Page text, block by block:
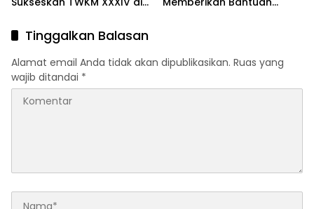
Tadulako Palu
Tinggalkan Balasan
Alamat email Anda tidak akan dipublikasikan. Ruas yang
wajib ditandai *